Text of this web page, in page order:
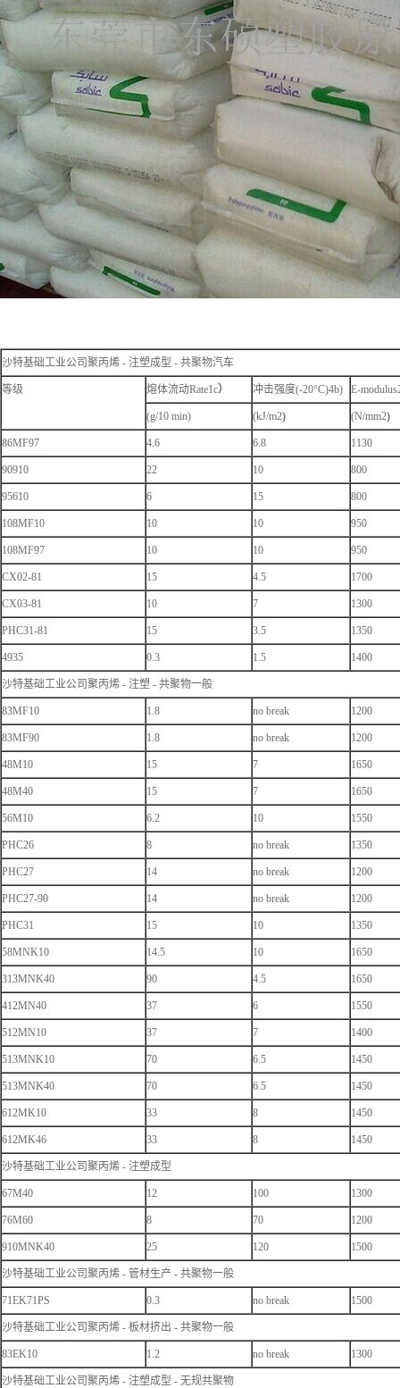
沙特基础工业公司聚丙烯 - 注塑成型 - 共聚物汽车
等级 熔体流动Rate1c） 冲击强度(-20°C)4b) E-
(g/10 min) (kJ/m2) (N/mm2)
86MF97 4.6 6.8 1130
90910 22 10 800
95610 6 15 800
108MF10 10 10 950
108MF97 10 10 950
CX02-81 15 4.5 1700
CX03-81 10 7 1300
PHC31-81 15 3.5 1350
4935 0.3 1.5 1400
沙特基础工业公司聚丙烯 - 注塑 - 共聚物一般
83MF10 1.8 no break 1200
83MF90 1.8 no break 1200
48M10 15 7 1650
48M40 15 7 1650
56M10 6.2 10 1550
PHC26 8 no break 1350
PHC27 14 no break 1200
PHC27-90 14 no break 1200
PHC31 15 10 1350
58MNK10 14.5 10 1650
313MNK40 90 4.5 1650
412MN40 37 6 1550
512MN10 37 7 1400
513MNK10 70 6.5 1450
513MNK40 70 6.5 1450
612MK10 33 8 1450
612MK46 33 8 1450
沙特基础工业公司聚丙烯 - 注塑成型
67M40 12 100 1300
76M60 8 70 1200
910MNK40 25 120 1500
沙特基础工业公司聚丙烯 - 管材生产 - 共聚物一般
71EK71PS 0.3 no break 1500
沙特基础工业公司聚丙烯 - 板材挤出 - 共聚物一般
83EK10 1.2 no break 1300
沙特基础工业公司聚丙烯 - 注塑成型 - 无规共聚物